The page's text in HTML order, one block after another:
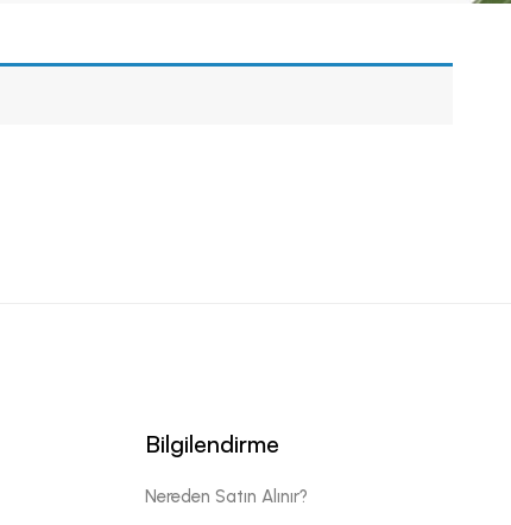
Bilgilendirme
Nereden Satın Alınır?